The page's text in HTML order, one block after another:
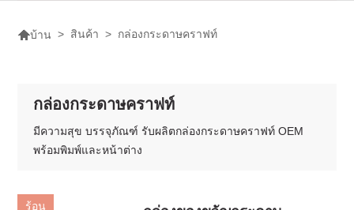
บ้าน > สินค้า > กล่องกระดาษคราฟท์
กล่องกระดาษคราฟท์
มีความสุข บรรจุภัณฑ์ รับผลิตกล่องกระดาษคราฟท์ OEM
พร้อมพิมพ์และหน้าต่าง
ร้อน